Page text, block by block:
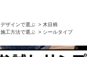
デザインで選ぶ > 木目柄
施工方法で選ぶ > シールタイプ